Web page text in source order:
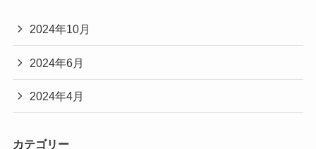
2024年10月
2024年6月
2024年4月
カテゴリー